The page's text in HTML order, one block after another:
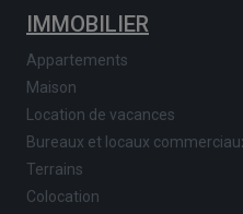
IMMOBILIER
Appartements
Maison
Location de vacances
Bureaux et locaux
Terrains
Colocation